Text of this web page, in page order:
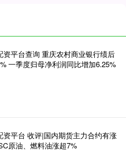
资平台查询 重庆农村商业银行绩后
一季度归母净利润同比增加6.25%
资平台 收评|国内期货主力合约有涨
原油、燃料油涨超7%